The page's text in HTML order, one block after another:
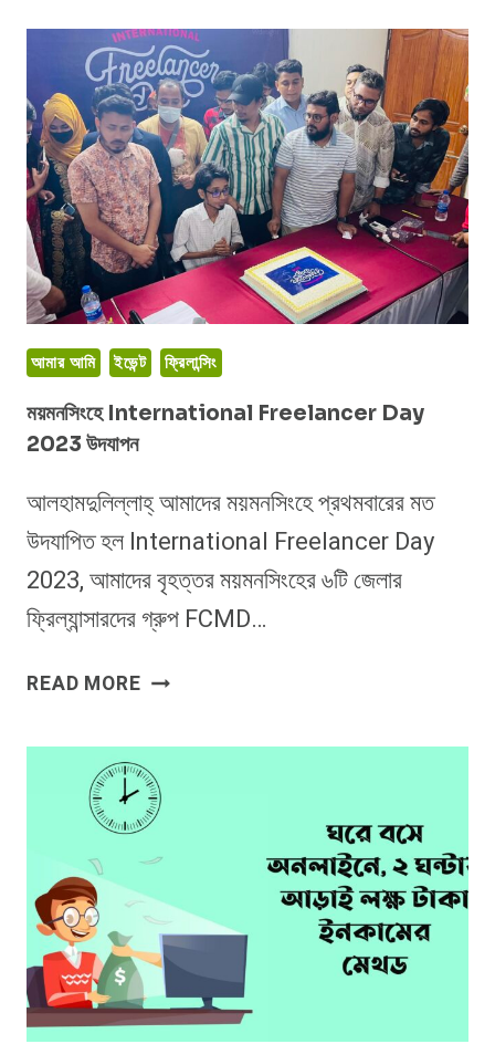
প্যারাডাইস
(জান্নাতের
পাখিগুলো)
আমার আমি ইভেন্ট ফ্রিলান্সিং
ময়মনসিংহে International Freelancer Day
2023 উদযাপন
আলহামদুলিল্লাহ্‌ আমাদের ময়মনসিংহে প্রথমবারের মত
উদযাপিত হল International Freelancer Day
2023, আমাদের বৃহত্তর ময়মনসিংহের ৬টি জেলার
ফ্রিল্যান্সারদের গ্রুপ FCMD…
READ MOREময়মনসিংহে
FREELANCER
DAY
2023
উদযাপন